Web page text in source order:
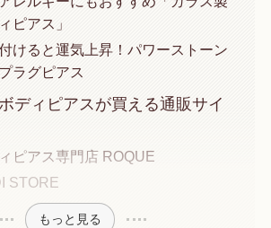
ピアス」
けると運気上昇！パワーストーン
ラグピアス
ディピアスが買える通販サイ
ピアス専門店 ROQUE
STORE
もっと見る